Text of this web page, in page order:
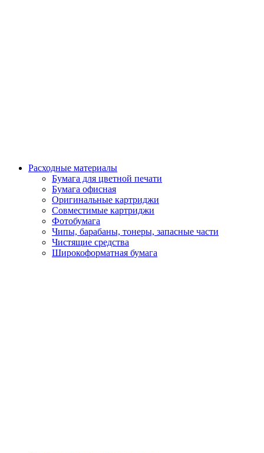
Расходные материалы
Бумага для цветной печати
Бумага офисная
Оригинальные картриджи
Совместимые картриджи
Фотобумага
Чипы, барабаны, тонеры, запасные части
Чистящие средства
Широкоформатная бумага